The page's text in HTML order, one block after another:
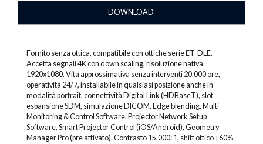
DOWNLOAD
Fornito senza ottica, compatibile con ottiche serie ET-DLE.
Accetta segnali 4K con down scaling, risoluzione nativa
1920x1080. Vita approssimativa senza interventi 20.000 ore,
operatività 24/7, installabile in qualsiasi posizione anche in
modalità portrait, connettività Digital Link (HDBaseT), slot
espansione SDM, simulazione DICOM, Edge blending, Multi
Monitoring & Control Software, Projector Network Setup
Software, Smart Projector Control (iOS/Android), Geometry
Manager Pro (pre attivato). Contrasto 15.000: 1, shift ottico +60%